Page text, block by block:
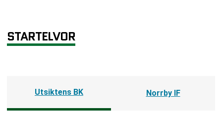
STARTELVOR
Utsiktens BK Norrby IF